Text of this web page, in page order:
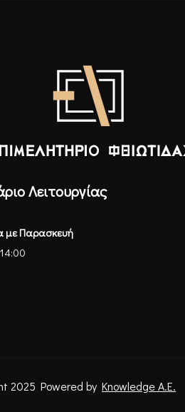
Λειτουργίας
με Παρασκευή
2025 Powered by Knowledge A.E.